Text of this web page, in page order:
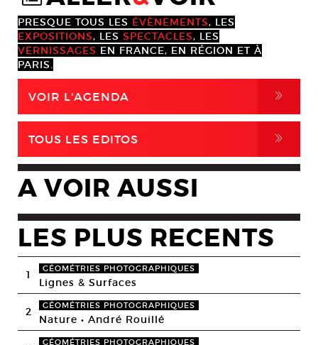
PRESQUE TOUS LES ÉVÈNEMENTS, LES
EXPOSITIONS, LES SPECTACLES, LES
VERNISSAGES EN FRANCE, EN RÉGION ET À
PARIS.
VOIR L'AGENDA ,
TOUS LES EDITOS ,
A VOIR AUSSI
LES PLUS RECENTS
1 GÉOMÉTRIES PHOTOGRAPHIQUES
Lignes & Surfaces
2 GÉOMÉTRIES PHOTOGRAPHIQUES
Nature • André Rouillé
GÉOMÉTRIES PHOTOGRAPHIQUES